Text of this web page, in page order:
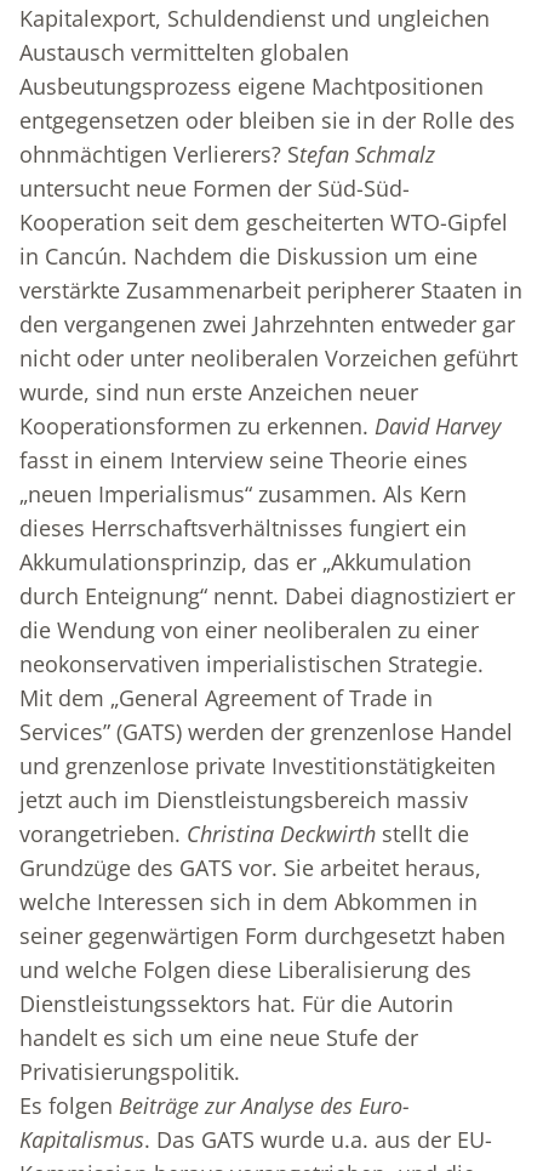
Kapitalexport, Schuldendienst und ungleichen
Austausch vermittelten globalen
Ausbeutungsprozess eigene Machtpositionen
entgegensetzen oder bleiben sie in der Rolle des
ohnmächtigen Verlierers? Stefan Schmalz
untersucht neue Formen der Süd-Süd-
Kooperation seit dem gescheiterten WTO-Gipfel
in Cancún. Nachdem die Diskussion um eine
verstärkte Zusammenarbeit peripherer Staaten in
den vergangenen zwei Jahrzehnten entweder gar
nicht oder unter neoliberalen Vorzeichen geführt
wurde, sind nun erste Anzeichen neuer
Kooperationsformen zu erkennen. David Harvey
fasst in einem Interview seine Theorie eines
„neuen Imperialismus“ zusammen. Als Kern
dieses Herrschaftsverhältnisses fungiert ein
Akkumulationsprinzip, das er „Akkumulation
durch Enteignung“ nennt. Dabei diagnostiziert er
die Wendung von einer neoliberalen zu einer
neokonservativen imperialistischen Strategie.
Mit dem „General Agreement of Trade in
Services” (GATS) werden der grenzenlose Handel
und grenzenlose private Investitionstätigkeiten
jetzt auch im Dienstleistungsbereich massiv
vorangetrieben. Christina Deckwirth stellt die
Grundzüge des GATS vor. Sie arbeitet heraus,
welche Interessen sich in dem Abkommen in
seiner gegenwärtigen Form durchgesetzt haben
und welche Folgen diese Liberalisierung des
Dienstleistungssektors hat. Für die Autorin
handelt es sich um eine neue Stufe der
Privatisierungspolitik.
Es folgen Beiträge zur Analyse des Euro-
Kapitalismus. Das GATS wurde u.a. aus der EU-